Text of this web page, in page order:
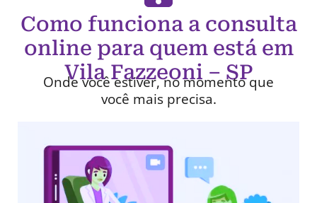
Como funciona a consulta
online para quem está em
Vila Fazzeoni – SP
Onde você estiver, no momento que
você mais precisa.